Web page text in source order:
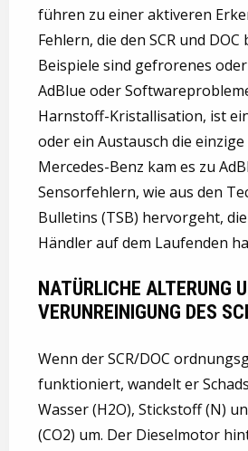
führen zu einer aktiveren
Fehlern, die den SCR und
Beispiele sind gefrorenes
AdBlue oder
Harnstoff-Kristallisation, ist
oder ein Austausch die
Mercedes-Benz kam es zu
Sensorfehlern, wie aus den
Bulletins (TSB) hervorgeht,
Händler auf dem Laufenden
NATÜRLICHE ALTERUNG
VERUNREINIGUNG DES
Wenn der SCR/DOC
funktioniert, wandelt er
Wasser (H2O), Stickstoff (N)
(CO2) um. Der Dieselmotor